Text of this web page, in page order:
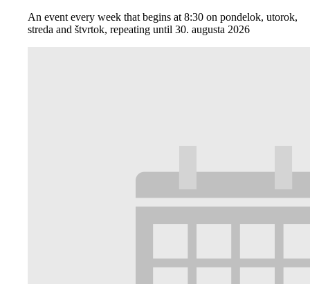
An event every week that begins at 8:30 on pondelok, utorok,
streda and štvrtok, repeating until 30. augusta 2026